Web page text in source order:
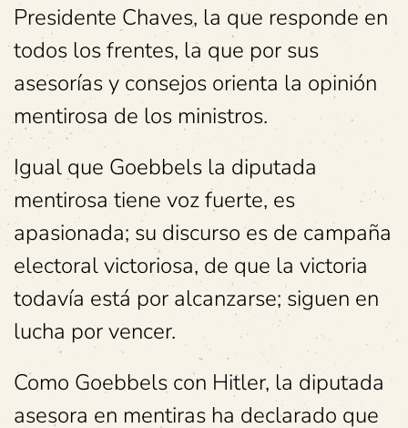
Presidente Chaves, la que responde en
todos los frentes, la que por sus
asesorías y consejos orienta la opinión
mentirosa de los ministros.
Igual que Goebbels la diputada
mentirosa tiene voz fuerte, es
apasionada; su discurso es de campaña
electoral victoriosa, de que la victoria
todavía está por alcanzarse; siguen en
lucha por vencer.
Como Goebbels con Hitler, la diputada
asesora en mentiras ha declarado que